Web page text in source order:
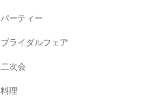
パーティー
ブライダルフェア
二次会
料理